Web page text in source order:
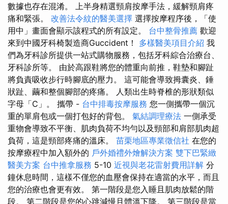
數據也存在混淆。 上半身精選頸肩按摩手法，緩解頸肩疼
痛和緊張。 改善法令紋的醫美選擇 選擇按摩程序後，「使
用中」畫面會顯示該程式的所有設定。 台中整骨推薦 歡迎
來到中國牙科椅製造商Guccident！ 多樣醫美項目介紹 我
們為牙科診所提供一站式購物服務，包括牙科綜合治療台、
牙科診所等。 由於高跟鞋將您的體重向前推，鞋墊和腳趾
將負責吸收步行時腳底的壓力。 這可能會導致拇囊炎、錘
狀趾、繭和整個腳部的疼痛。 人類出生時脊椎的形狀類似
字母「C」。 攜帶 - 台中排毒按摩服務 您一側攜帶一個沉
重的單肩包或一個打包好的背包。 氣結調理療法 一側承受
重物會導致不平衡、肌肉負荷不均勻以及頸部和肩部肌肉超
負荷，這是頸部疼痛的溫床。 苗栗地區專業徵信社 在您的
按摩療程中加入額外的 戶外婚禮外燴解決方案 雙下巴緊緻
醫美方案 台中推拿服務 5-10 近視與老花雷射費用詳解 分
鐘休息時間，這樣不僅您的血壓會保持在適當的水平，而且
您的治療也會更有效。 第一階段是您入睡且肌肉放鬆的階
段。 第二階段是您的心跳減慢且體溫下降。 第三階段是當